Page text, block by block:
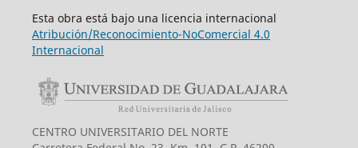
Esta obra está bajo una licencia internacional
Atribución/Reconocimiento-NoComercial 4.0
Internacional
CENTRO UNIVERSITARIO DEL NORTE